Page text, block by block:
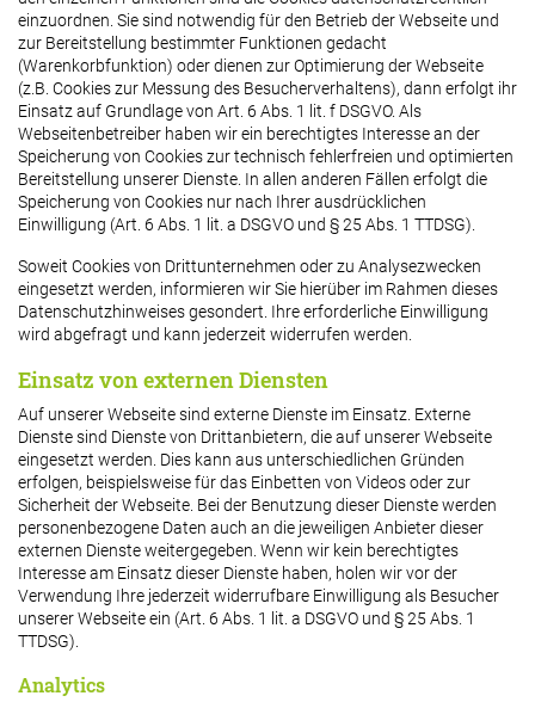
einzuordnen. Sie sind notwendig für den Betrieb der Webseite und
zur Bereitstellung bestimmter Funktionen gedacht
(Warenkorbfunktion) oder dienen zur Optimierung der Webseite
(z.B. Cookies zur Messung des Besucherverhaltens), dann erfolgt ihr
Einsatz auf Grundlage von Art. 6 Abs. 1 lit. f DSGVO. Als
Webseitenbetreiber haben wir ein berechtigtes Interesse an der
Speicherung von Cookies zur technisch fehlerfreien und optimierten
Bereitstellung unserer Dienste. In allen anderen Fällen erfolgt die
Speicherung von Cookies nur nach Ihrer ausdrücklichen
Einwilligung (Art. 6 Abs. 1 lit. a DSGVO und § 25 Abs. 1 TTDSG).
Soweit Cookies von Drittunternehmen oder zu Analysezwecken
eingesetzt werden, informieren wir Sie hierüber im Rahmen dieses
Datenschutzhinweises gesondert. Ihre erforderliche Einwilligung
wird abgefragt und kann jederzeit widerrufen werden.
Einsatz von externen Diensten
Auf unserer Webseite sind externe Dienste im Einsatz. Externe
Dienste sind Dienste von Drittanbietern, die auf unserer Webseite
eingesetzt werden. Dies kann aus unterschiedlichen Gründen
erfolgen, beispielsweise für das Einbetten von Videos oder zur
Sicherheit der Webseite. Bei der Benutzung dieser Dienste werden
personenbezogene Daten auch an die jeweiligen Anbieter dieser
externen Dienste weitergegeben. Wenn wir kein berechtigtes
Interesse am Einsatz dieser Dienste haben, holen wir vor der
Verwendung Ihre jederzeit widerrufbare Einwilligung als Besucher
unserer Webseite ein (Art. 6 Abs. 1 lit. a DSGVO und § 25 Abs. 1
TTDSG).
Analytics